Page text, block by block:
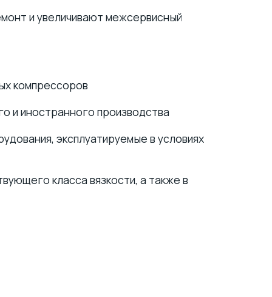
и увеличивают межсервисный
компрессоров
и иностранного производства
эксплуатируемые в условиях
класса вязкости, а также в